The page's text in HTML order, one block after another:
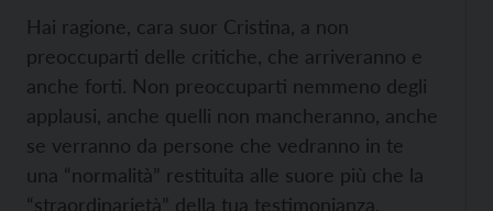
Hai ragione, cara suor Cristina, a non
preoccuparti delle critiche, che arriveranno e
anche forti. Non preoccuparti nemmeno degli
applausi, anche quelli non mancheranno, anche
se verranno da persone che vedranno in te
una “normalità” restituita alle suore più che la
“straordinarietà” della tua testimonianza.